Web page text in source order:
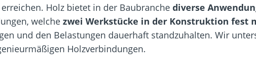
Holz bietet in der Baubranche diverse
welche zwei Werkstücke in der Konstruktion fest
und den Belastungen dauerhaft standzuhalten. Wir
Holzverbindungen.